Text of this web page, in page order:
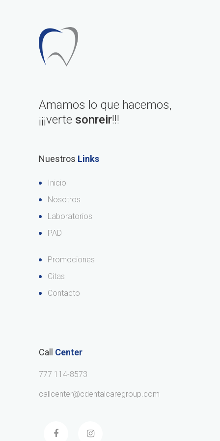
Amamos lo que hacemos,
¡¡¡verte sonreir!!!
Nuestros Links
Inicio
Nosotros
Laboratorios
PAD
Promociones
Citas
Contacto
Call Center
777 114-8573
callcenter@cdentalcaregroup.com